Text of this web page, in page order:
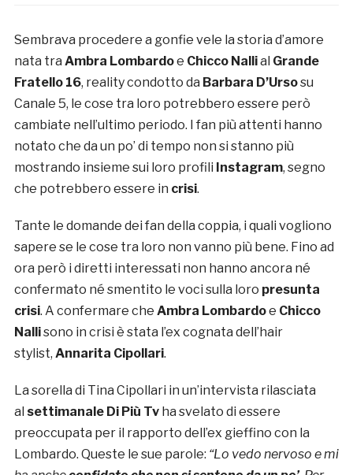
Sembrava procedere a gonfie vele la storia d’amore
nata tra Ambra Lombardoe Chicco Nallial Grande
Fratello 16, reality condotto da Barbara D’Ursosu
Canale 5, le cose tra loro potrebbero essere però
cambiate nell’ultimo periodo. I fan più attenti hanno
notato che da un po’ di tempo non si stanno più
mostrando insieme sui loro profili Instagram, segno
che potrebbero essere in crisi.
Tante le domande dei fan della coppia, i quali vogliono
sapere se le cose tra loro non vanno più bene. Fino ad
ora però i diretti interessati non hanno ancora né
confermato né smentito le voci sulla loro presunta
crisi. A confermare che Ambra Lombardoe Chicco
Nallisono in crisi è stata l’ex cognata dell’hair
stylist, Annarita Cipollari.
La sorella di Tina Cipollari in un’intervista rilasciata
al settimanale Di Più Tv ha svelato di essere
preoccupata per il rapporto dell’ex gieffino con la
Lombardo. Queste le sue parole: “Lo vedo nervoso e mi